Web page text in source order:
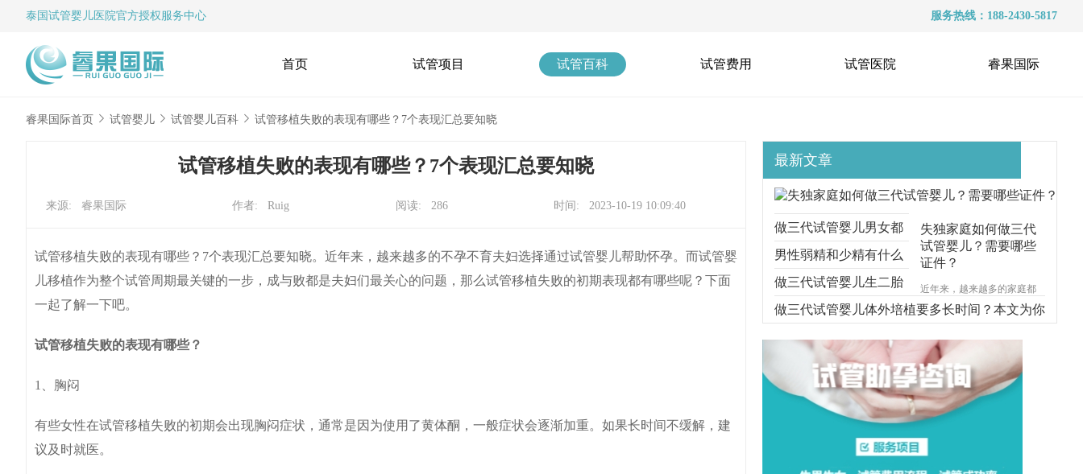
泰国试管婴儿 医院官方授权服务中心 服务热线：188-2430-5817
首页 试管项目 试管百科 试管费用 试管医院 睿果国际
睿果国际首页 试管婴儿 试管婴儿百科 试管移植失败的表现有哪些？7个表现汇总要知晓
试管移植失败的表现有哪些？7个表现汇总要知晓
来源: 睿果国际 作者: Ruig 阅读: 286 时间: 2023-10-19 10:09:40
试管移植失败的表现有哪些？7个表现汇总要知晓。近年来，越来越多的不孕不育夫妇选择通过试管婴儿帮助怀孕。而试管婴
儿移植作为整个试管周期最关键的一步，成与败都是夫妇们最关心的问题，那么试管移植失败的初期表现都有哪些呢？下面
一起了解一下吧。
试管移植失败的表现有哪些？
1、胸闷
有些女性在试管移植失败的初期会出现胸闷症状，通常是因为使用了黄体酮，一般症状会逐渐加重。如果长时间不缓解，建
议及时就医。
最新文章
失独家庭如何做三代
试管婴儿？需要哪些
证件？
近年来，越来越多的家庭都
遭受着失去孩子的痛苦，对
于失独家庭的来说，再生育
安慰方式。那么，失独家庭
想做三代试管可行吗？需要
哪些手续？（如果还想了解
更多的试管婴儿流程、费
用、成功率，可点击在线咨
询，询问专业顾问，解决相
做三代试管婴儿男女都
要准备什么？本文跟你
说明一切
男性弱精和少精有什么
区别？能不能做三代试
管？
做三代试管婴儿生二胎
要考虑什么问题？本文
给你解释清楚
做三代试管婴儿体外培植要多长时间？本文为你
步步分解